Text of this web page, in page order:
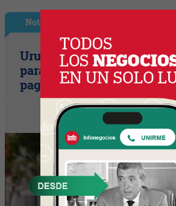
Nota Principal
Uruguay empieza a discutir
para una movilidad
paga si el auto sin